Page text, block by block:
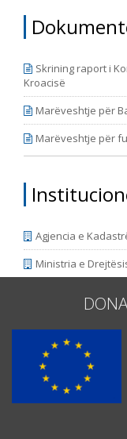
kohore
mënyrë që
Skrining raport i
Kroacisë
Marëveshtje për
Marëveshtje për
Agjencia e
Ministria e